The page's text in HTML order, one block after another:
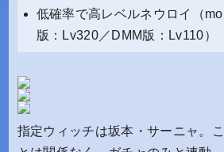
低確率で高レベルネウロイ（
版：Lv320／DMM版：Lv110）
指定ウィッチは坂本・サーニャ。